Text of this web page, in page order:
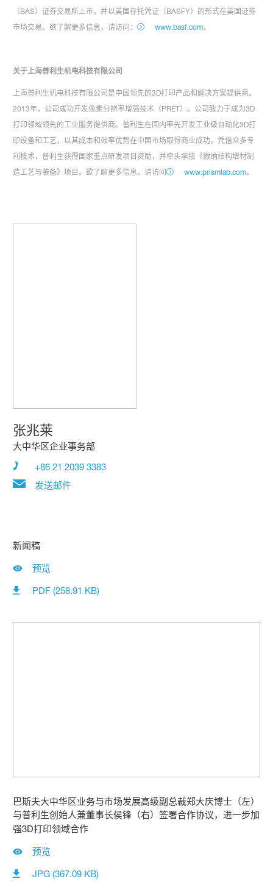
（BAS）证券交易所上市，并以美国存托凭证（BASFY）的形式在美国证券
市场交易。欲了解更多信息，请访问：
www.basf.com。
关于上海普利生机电科技有限公司
上海普利生机电科技有限公司是中国领先的3D打印产品和解决方案提供商。
2013年，公司成功开发像素分辨率增强技术（PRET）。公司致力于成为3D
打印领域领先的工业服务提供商。普利生在国内率先开发工业级自动化3D打
印设备和工艺，以其成本和效率优势在中国市场取得商业成功。凭借众多专
利技术，普利生获得国家重点研发项目资助，并牵头承接《微纳结构增材制
造工艺与装备》项目。欲了解更多信息，请访问
www.prismlab.com。
张兆莱
大中华区企业事务部
+86 21 2039 3383
发送邮件
新闻稿
预览
PDF (258.91 KB)
巴斯夫大中华区业务与市场发展高级副总裁郑大庆博士（左）
与普利生创始人兼董事长侯锋（右）签署合作协议，进一步加
强3D打印领域合作
预览
JPG (367.09 KB)